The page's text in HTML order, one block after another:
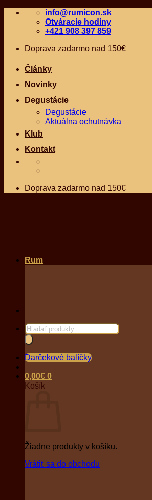
Skip
info@rumicon.sk
Otváracie hodiny
+421 908 397 859
Doprava zadarmo nad 150€
Články
Novinky
Degustácie
Degustácie
Aktuálna ochutnávka
Klub
Kontakt
Doprava zadarmo nad 150€
Products
search
Darčekové balíčky
0,00€ 0
Košík
Žiadne produkty v košíku.
Vrátiť sa do obchodu
Rum